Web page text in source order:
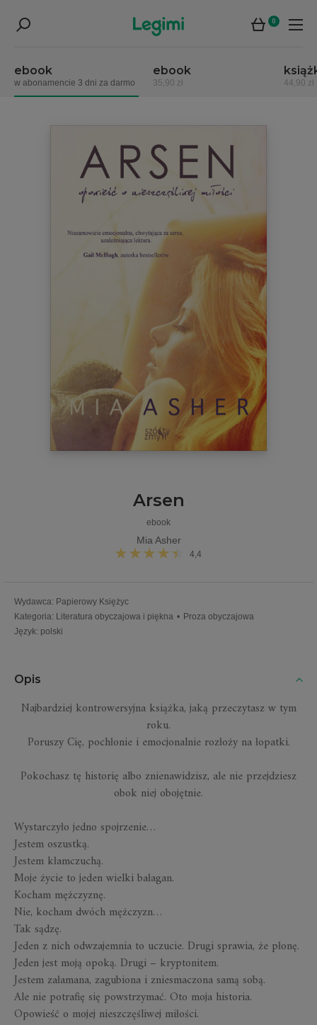
0
ebook
w abonamencie 3 dni za darmo
ebook
35,90 zł 44,90 zł
Arsen
ebook
Mia Asher
4,4
Wydawca: Papierowy Księżyc
Kategoria: Literatura obyczajowa i piękna • Proza obyczajowa
Język: polski
Opis
Najbardziej kontrowersyjna książka, jaką przeczytasz w tym
roku.
Poruszy Cię, pochłonie i emocjonalnie rozłoży na łopatki.
Pokochasz tę historię albo znienawidzisz, ale nie przejdziesz
obok niej obojętnie.
Wystarczyło jedno spojrzenie…
Jestem oszustką.
Jestem kłamczuchą.
Moje życie to jeden wielki bałagan.
Kocham mężczyznę.
Nie, kocham dwóch mężczyzn…
Tak sądzę.
Jeden z nich odwzajemnia to uczucie. Drugi sprawia, że płonę.
Jeden jest moją opoką. Drugi – kryptonitem.
Jestem załamana, zagubiona i zniesmaczona samą sobą.
Ale nie potrafię się powstrzymać. Oto moja historia.
Opowieść o mojej nieszczęśliwej miłości.